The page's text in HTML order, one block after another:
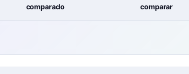
comparado comparar